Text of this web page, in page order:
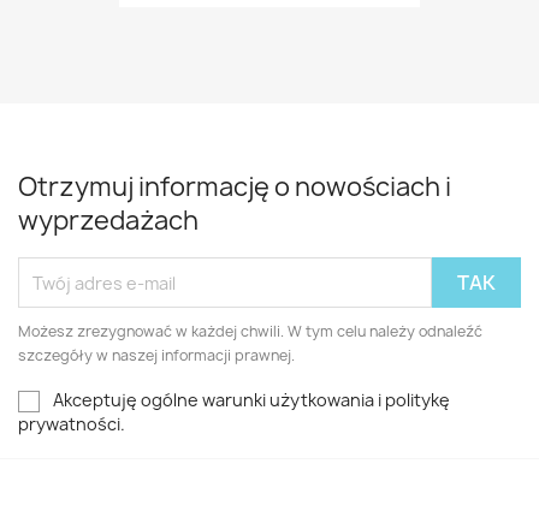
Otrzymuj informację o nowościach i
wyprzedażach
Możesz zrezygnować w każdej chwili. W tym celu należy odnaleźć
szczegóły w naszej informacji prawnej.
Akceptuję ogólne warunki użytkowania i politykę
prywatności.